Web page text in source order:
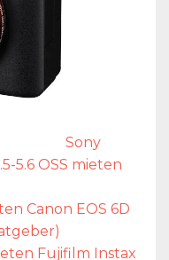
Sony
5.6 OSS mieten
Canon EOS 6D
Fujifilm Instax